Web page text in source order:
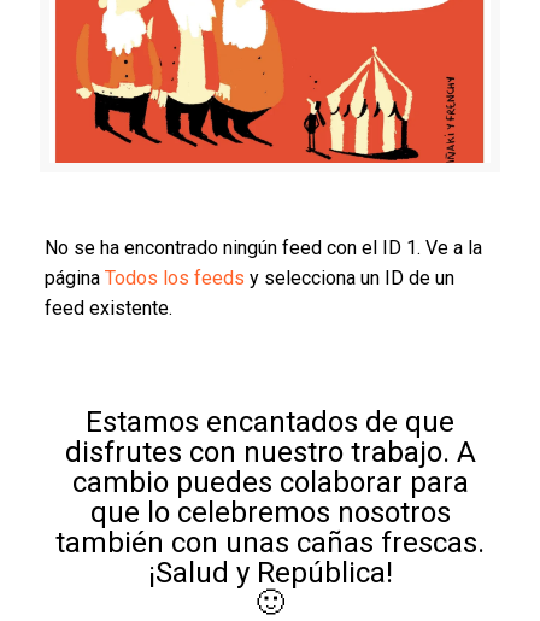
No se ha encontrado ningún feed con el ID 1. Ve a la
página Todos los feeds y selecciona un ID de un
feed existente.
Estamos encantados de que
disfrutes con nuestro trabajo. A
cambio puedes colaborar para
que lo celebremos nosotros
también con unas cañas frescas.
¡Salud y República!
🙂